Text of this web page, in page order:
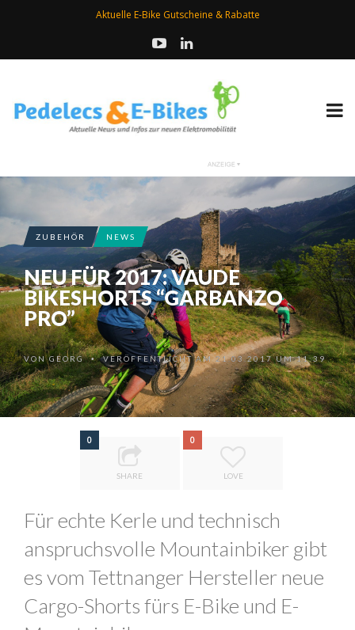
Aktuelle E-Bike Gutscheine & Rabatte
ZUBEHÖR NEWS
NEU FÜR 2017: VAUDE
BIKESHORTS “GARBANZO
PRO”
VONGEORG •VERÖFFENTLICHT AM 21.03.2017 UM 11:39
0
SHARE
0
LOVE
Für echte Kerle und technisch
anspruchsvolle Mountainbiker gibt
es vom Tettnanger Hersteller neue
Cargo-Shorts fürs E-Bike und E-